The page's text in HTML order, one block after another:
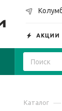
АКЦИИ
Каталог —